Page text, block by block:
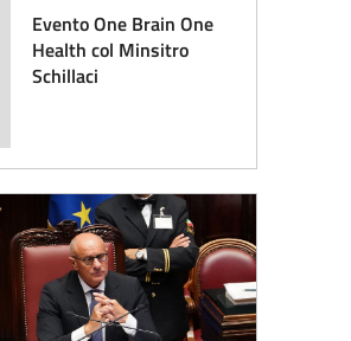
Evento One Brain One
Health col Minsitro
Schillaci